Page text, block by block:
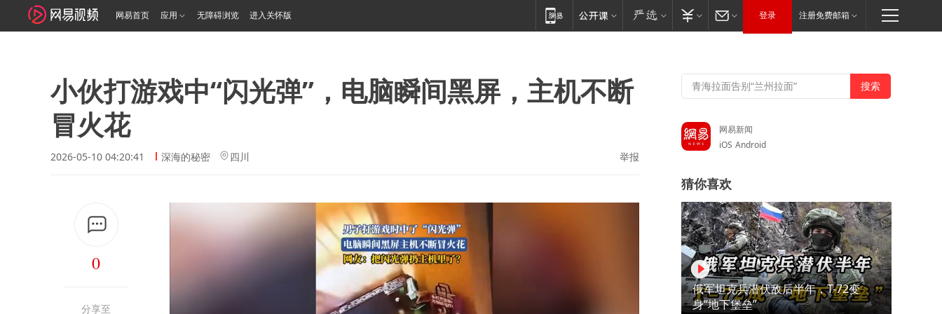
网易首页 应用 无障碍浏览 进入关怀版 登录 注册免费邮箱
小伙打游戏中“闪光弹”，电脑瞬间黑屏，主机不断
冒火花
2026-05-10 04:20:41 深海的秘密 四川 举报
0
分享至
网易新闻
iOS Android
猜你喜欢
俄军坦克兵潜伏敌后半年，T-72变
身“地下堡垒”